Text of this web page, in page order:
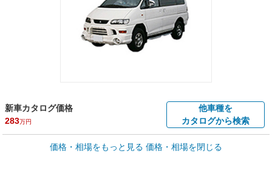
新車カタログ価格
283万円
他車種を
カタログから検索
車買取価格 *
車買取相場
価格・相場をもっと見る 価格・相場を閉じる